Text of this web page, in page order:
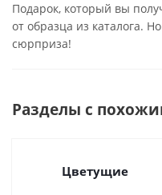
Подарок, который вы
от образца из каталога.
сюрприза!
Разделы с
Цветущие